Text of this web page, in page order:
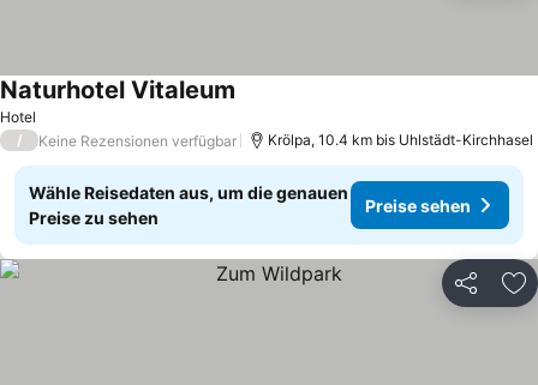
Hotel
Naturhotel Vitaleum
/ Keine Rezensionen verfügbar Krölpa, 10.4 km bis Uhlstädt-Kirchhasel
Wähle Reisedaten aus, um die genauen
Preise zu sehen
Preise sehen
Teilen